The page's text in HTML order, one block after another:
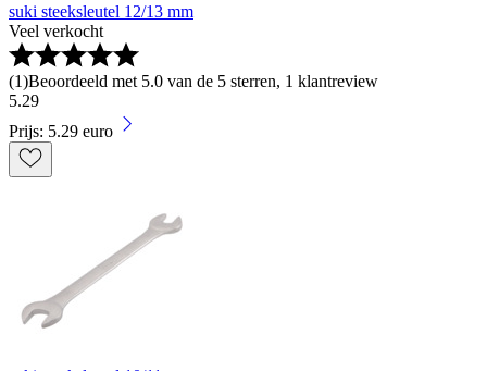
suki steeksleutel 12/13 mm
Veel verkocht
(1)Beoordeeld met 5.0 van de 5 sterren, 1 klantreview
5.29
Prijs: 5.29 euro